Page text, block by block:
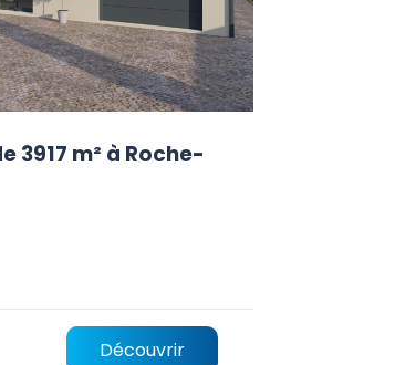
3917 m² à Roche-
Découvrir